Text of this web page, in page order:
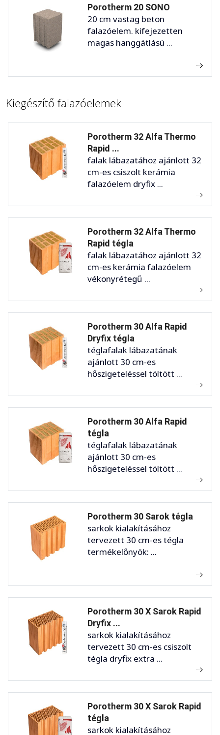
Porotherm 20 SONO
20 cm vastag beton
falazóelem. kifejezetten
magas hanggátlású ...
Kiegészítő falazóelemek
Porotherm 32 Alfa Thermo
Rapid ...
falak lábazatához ajánlott 32
cm-es csiszolt kerámia
falazóelem dryfix ...
Porotherm 32 Alfa Thermo
Rapid tégla
falak lábazatához ajánlott 32
cm-es kerámia falazóelem
vékonyrétegű ...
Porotherm 30 Alfa Rapid
Dryfix tégla
téglafalak lábazatának
ajánlott 30 cm-es
hőszigeteléssel töltött ...
Porotherm 30 Alfa Rapid
tégla
téglafalak lábazatának
ajánlott 30 cm-es
hőszigeteléssel töltött ...
Porotherm 30 Sarok tégla
sarkok kialakításához
tervezett 30 cm-es tégla
termékelőnyök: ...
Porotherm 30 X Sarok Rapid
Dryfix ...
sarkok kialakításához
tervezett 30 cm-es csiszolt
tégla dryfix extra ...
Porotherm 30 X Sarok Rapid
tégla
sarkok kialakításához